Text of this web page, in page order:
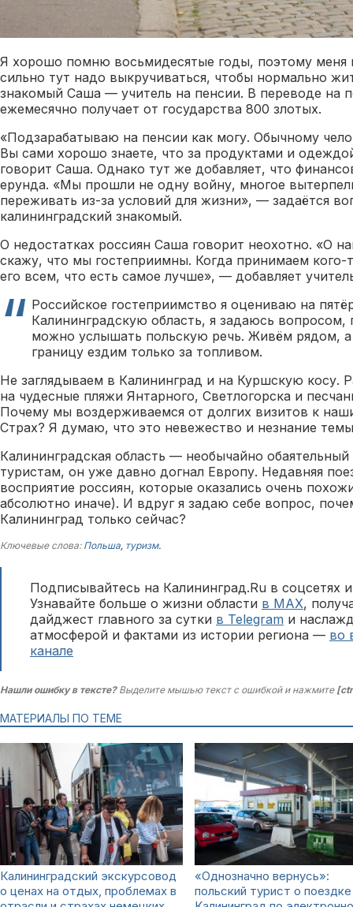
Я хорошо помню восьмидесятые годы, поэтому меня
сильно тут надо выкручиваться, чтобы нормально
знакомый Саша — учитель на пенсии. В переводе на
ежемесячно получает от государства 800 злотых.
«Подзарабатываю на пенсии как могу. Обычному
Вы сами хорошо знаете, что за продуктами и
говорит Саша. Однако тут же добавляет, что
ерунда. «Мы прошли не одну войну, многое
переживать из-за условий для жизни», — задаётся
калининградский знакомый.
О недостатках россиян Саша говорит неохотно. «О
скажу, что мы гостеприимны. Когда принимаем кого-
его всем, что есть самое лучше», — добавляет
Российское гостеприимство я оцениваю на
Калининградскую область, я задаюсь вопросом,
можно услышать польскую речь. Живём рядом, а
границу ездим только за топливом.
Не заглядываем в Калининград и на Куршскую косу.
на чудесные пляжи Янтарного, Светлогорска и
Почему мы воздерживаемся от долгих визитов к
Страх? Я думаю, что это невежество и незнание
Калининградская область — необычайно
туристам, он уже давно догнал Европу. Недавняя
восприятие россиян, которые оказались очень
абсолютно иначе). И вдруг я задаю себе вопрос,
Калининград только сейчас?
Ключевые слова: Польша, туризм.
Подписывайтесь на Калининград.Ru в соцсетях
Узнавайте больше о жизни области в MAX,
дайджест главного за сутки в Telegram и
атмосферой и фактами из истории региона — во
канале
Нашли ошибку в тексте?Выделите мышью текст с ошибкой и нажмите
МАТЕРИАЛЫ ПО ТЕМЕ
Калининградский экскурсовод
о ценах на отдых, проблемах в
«Однозначно вернусь»:
польский турист о